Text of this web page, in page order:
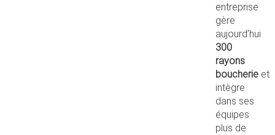
entreprise
gère
aujourd’hui
300
rayons
boucherie et
intègre
dans ses
équipes
plus de